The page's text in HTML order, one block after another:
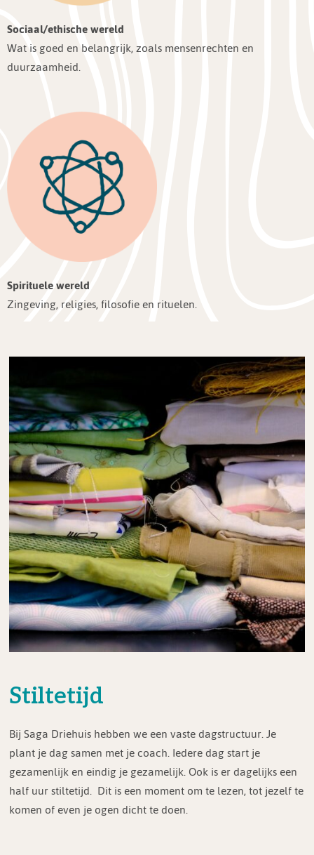
Sociaal/ethische wereld
Wat is goed en belangrijk, zoals mensenrechten en
duurzaamheid.
Spirituele wereld
Zingeving, religies, filosofie en rituelen.
Stiltetijd
Bij Saga Driehuis hebben we een vaste dagstructuur. Je
plant je dag samen met je coach. Iedere dag start je
gezamenlijk en eindig je gezamelijk. Ook is er dagelijks een
half uur stiltetijd. Dit is een moment om te lezen, tot jezelf te
komen of even je ogen dicht te doen.